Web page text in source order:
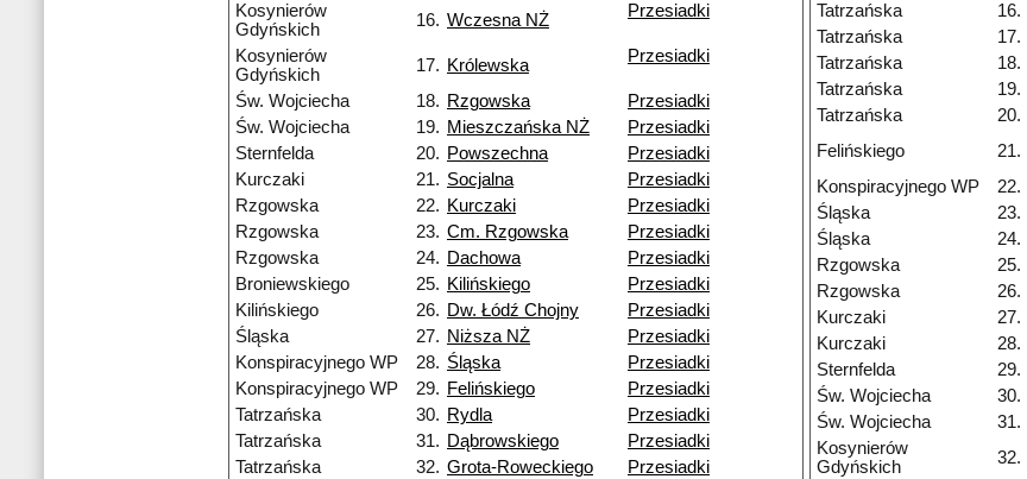
Kosynierów
Gdyńskich
16. Wczesna NŻ Przesiadki
Kosynierów
Gdyńskich
17. Królewska Przesiadki
Św. Wojciecha 18. Rzgowska
Przesiadki
Św. Wojciecha
19. Mieszczańska NŻ
Przesiadki
Sternfelda
20. Powszechna
Przesiadki
Kurczaki
21. Socjalna
Przesiadki
Rzgowska
22. Kurczaki
Przesiadki
Rzgowska
23. Cm. Rzgowska
Przesiadki
Rzgowska
24. Dachowa
Przesiadki
Broniewskiego
25. Kilińskiego
Przesiadki
Kilińskiego
26. Dw. Łódź Chojny
Przesiadki
Śląska
27. Niższa NŻ
Przesiadki
Konspiracyjnego WP
28. Śląska
Przesiadki
Konspiracyjnego WP
29. Felińskiego
Przesiadki
Tatrzańska
30. Rydla
Przesiadki
Tatrzańska
31. Dąbrowskiego
Przesiadki
Tatrzańska
32. Grota-Roweckiego
Przesiadki
Tatrzańska
16.
Tatrzańska
17.
Tatrzańska
18.
Tatrzańska
19.
Tatrzańska
20.
Felińskiego
21.
Konspiracyjnego WP 22.
Śląska
23.
Śląska
24.
Rzgowska
25.
Rzgowska
26.
Kurczaki
27.
Kurczaki
28.
Sternfelda
29.
Św. Wojciecha
30.
Św. Wojciecha
31.
Kosynierów
Gdyńskich
32.